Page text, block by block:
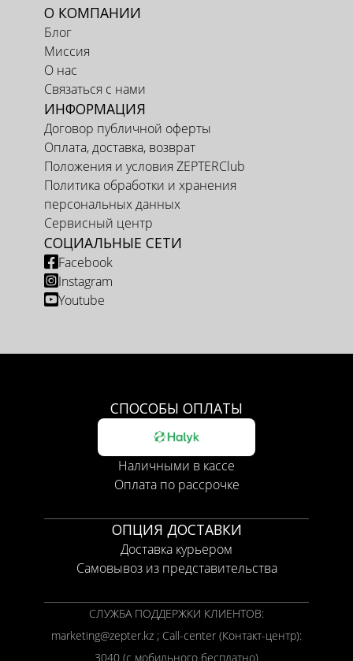
О КОМПАНИИ
Блог
Миссия
О нас
Связаться с нами
ИНФОРМАЦИЯ
Договор публичной оферты
Оплата, доставка, возврат
Положения и условия ZEPTERClub
Политика обработки и хранения
персональных данных
Сервисный центр
СОЦИАЛЬНЫЕ СЕТИ
Facebook
Instagram
Youtube
СПОСОБЫ ОПЛАТЫ
Наличными в кассе
Оплата по рассрочке
ОПЦИЯ ДОСТАВКИ
Доставка курьером
Самовывоз из представительства
СЛУЖБА ПОДДЕРЖКИ КЛИЕНТОВ:
marketing@zepter.kz ; Call-center (Контакт-центр):
3040 (с мобильного бесплатно)